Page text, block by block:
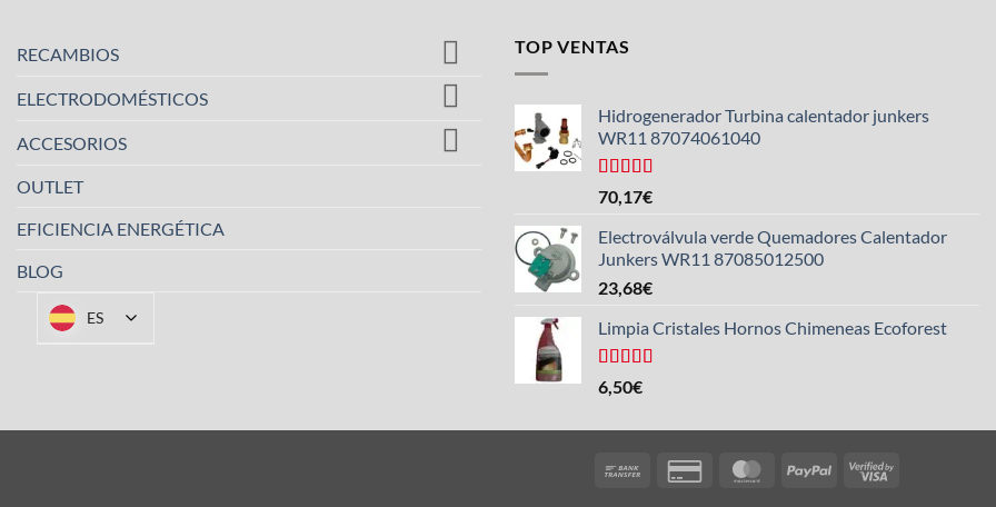
Las
opciones
se
pueden
página
RECAMBIOS
ELECTRODOMÉSTICOS
ACCESORIOS
OUTLET
EFICIENCIA ENERGÉTICA
BLOG
ES
TOP VENTAS
Hidrogenerador Turbina calentador junkers
WR11 87074061040
Valorado
con
5
70,17€
Electroválvula verde Quemadores Calentador
Junkers WR11 87085012500
23,68€
Limpia Cristales Hornos Chimeneas Ecoforest
Valorado
con
6,50€
Bank
Credit
MasterCardPayPal
Visa